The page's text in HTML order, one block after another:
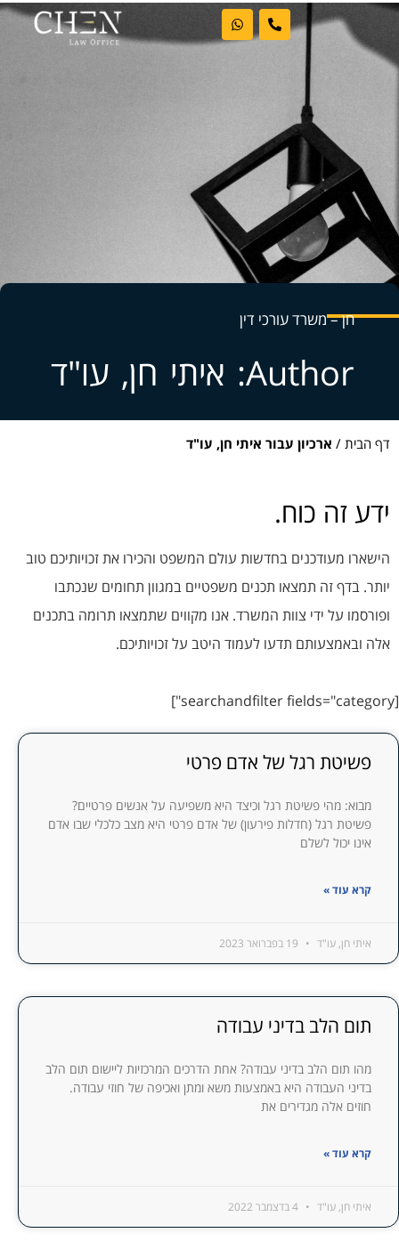
אודות המשרד
דיני עבודה
מקרקעין
פשיטות רגל
Author: איתי חן, עו"ד
חן – משרד עורכי דין
דף הבית / ארכיון עבור איתי חן, עו"ד
ידע זה כוח.
הישארו מעודכנים בחדשות עולם המשפט והכירו את זכויותיכם טוב
יותר. בדף זה תמצאו תכנים משפטיים במגוון תחומים שנכתבו
ופורסמו על ידי צוות המשרד. אנו מקווים שתמצאו תרומה בתכנים
אלה ובאמצעותם תדעו לעמוד היטב על זכויותיכם.
[searchandfilter fields="category"]
פשיטת רגל של אדם פרטי
מבוא: מהי פשיטת רגל וכיצד היא משפיעה על אנשים פרטיים?
פשיטת רגל (חדלות פירעון) של אדם פרטי היא מצב כלכלי שבו אדם
אינו יכול לשלם
קרא עוד »
איתי חן, עו"ד
תום הלב בדיני עבודה
מהו תום הלב בדיני עבודה? אחת הדרכים המרכזיות ליישום תום הלב
בדיני העבודה היא באמצעות משא ומתן ואכיפה של חוזי עבודה.
חוזים אלה מגדירים את
קרא עוד »
איתי חן, עו"ד